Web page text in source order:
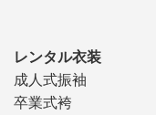
レンタル衣装
成人式振袖
卒業式袴